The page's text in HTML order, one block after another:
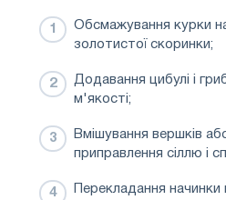
Обсмажування курки
золотистої скоринки;
Додавання цибулі і
м'якості;
Вмішування вершків
приправлення сіллю і
Перекладання начинки